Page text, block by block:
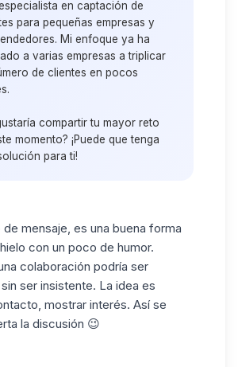
en captación de
para pequeñas empresas y
Mi enfoque ya ha
a varias empresas a triplicar
de clientes en pocos
compartir tu mayor reto
momento? ¡Puede que tenga
para ti!
mensaje, es una buena forma
con un poco de humor.
colaboración podría ser
ser insistente. La idea es
mostrar interés. Así se
la discusión 😉